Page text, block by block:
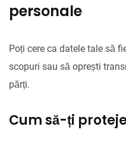
personale
Poți cere ca datele tale să
scopuri sau să oprești
părți.
Cum să-ți